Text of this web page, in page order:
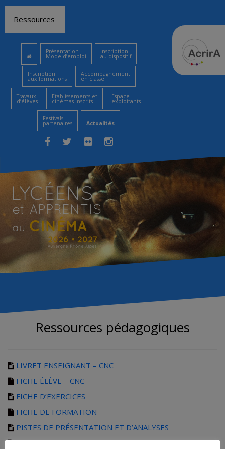
contenu
Ressources
Présentation
Mode d’emploi
Inscription
au dispositif
Inscription
aux formations
Accompagnement
en classe
Travaux
d’élèves
Etablissements et
cinémas inscrits
Espace
exploitants
Festivals
partenaires Actualités
Ressources pédagogiques
LIVRET ENSEIGNANT – CNC
FICHE ÉLÈVE – CNC
FICHE D’EXERCICES
FICHE DE FORMATION
PISTES DE PRÉSENTATION ET D’ANALYSES
LE JEU D’ACTEUR